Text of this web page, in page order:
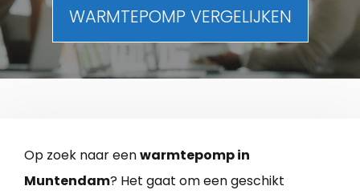
WARMTEPOMP VERGELIJKEN
Op zoek naar eenwarmtepomp in
Muntendam? Het gaat om een geschikt